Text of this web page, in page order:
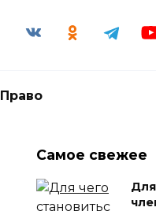
Право
Самое свежее